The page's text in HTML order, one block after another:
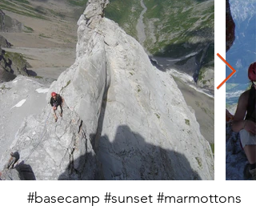
#basecamp #sunset #marmottons